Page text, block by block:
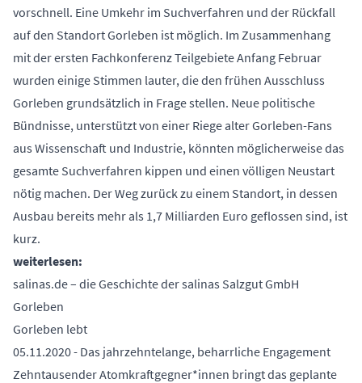
vorschnell. Eine Umkehr im Suchverfahren und der Rückfall
auf den Standort Gorleben ist möglich. Im Zusammenhang
mit der ersten Fachkonferenz Teilgebiete Anfang Februar
wurden einige Stimmen lauter, die den frühen Ausschluss
Gorleben grundsätzlich in Frage stellen. Neue politische
Bündnisse, unterstützt von einer Riege alter Gorleben-Fans
aus Wissenschaft und Industrie, könnten möglicherweise das
gesamte Suchverfahren kippen und einen völligen Neustart
nötig machen. Der Weg zurück zu einem Standort, in dessen
Ausbau bereits mehr als 1,7 Milliarden Euro geflossen sind, ist
kurz.
weiterlesen:
salinas.de – die Geschichte der salinas Salzgut GmbH
Gorleben
Gorleben lebt
05.11.2020 - Das jahrzehntelange, beharrliche Engagement
Zehntausender Atomkraftgegner*innen bringt das geplante